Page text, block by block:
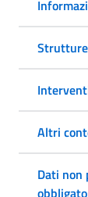
Altri
Dati non